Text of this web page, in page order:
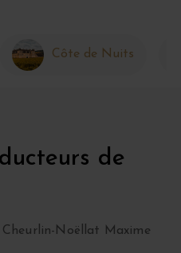
Côte de Nuits
de
Cheurlin-Noëllat Maxime